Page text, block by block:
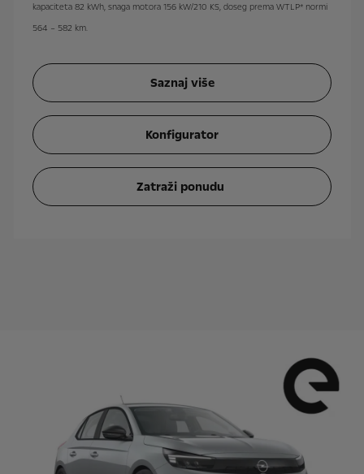
kapaciteta 82 kWh, snaga motora 156 kW/210 KS, doseg prema WTLP* normi
564 – 582 km.
Saznaj više
Konfigurator
Zatraži ponudu